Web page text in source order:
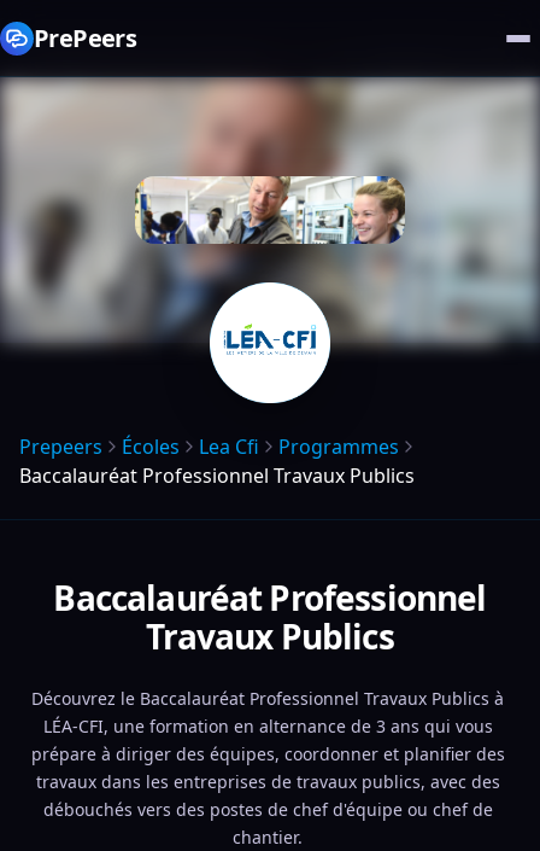
PrePeers
Prepeers Écoles Lea Cfi
Programmes
Baccalauréat Professionnel Travaux Publics
Baccalauréat Professionnel
Travaux Publics
Découvrez le Baccalauréat Professionnel Travaux Publics à
LÉA-CFI, une formation en alternance de 3 ans qui vous
prépare à diriger des équipes, coordonner et planifier des
travaux dans les entreprises de travaux publics, avec des
débouchés vers des postes de chef d'équipe ou chef de
chantier.